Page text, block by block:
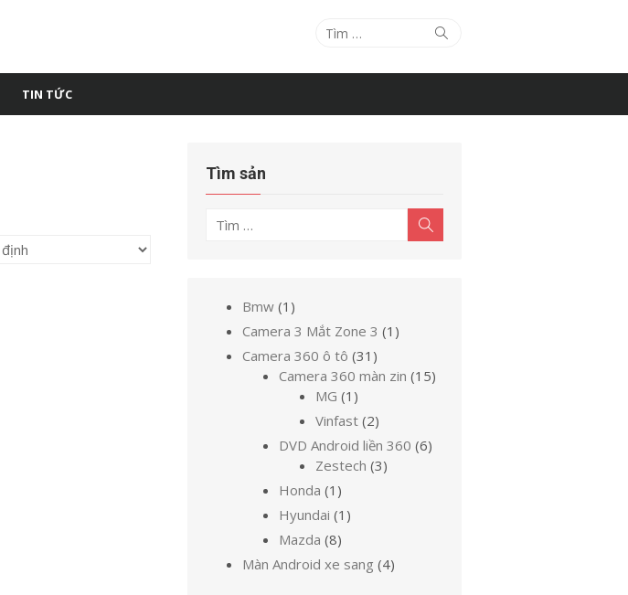
Tìm
quả
Tìm
TIN TỨC
Tìm sản
Tìm
kiếm
Bmw 1 1
sản
Camera 3 Mắt Zone 3 1 1
phẩm
Camera 360 ô tô 31 31
sản
Camera 360 màn zin 1515
MG 1 1
sản
phẩm
Vinfast 22
sản
phẩm
DVD Android liền 360 66
Zestech 33
Honda 1 1
sản
Hyundai 1 1
Mazda 88
sản
phẩm
Màn Android xe sang 44